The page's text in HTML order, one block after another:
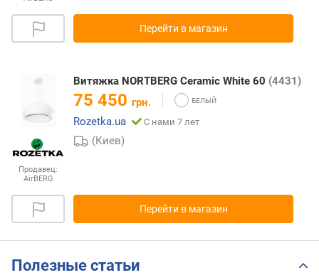
Перейти в магазин
Продавец:
AirBERG
Витяжка NORTBERG Ceramic White 60 (4431)
75 450 грн.
Rozetka.ua
С нами 7 лет
(Киев)
Перейти в магазин
Полезные статьи